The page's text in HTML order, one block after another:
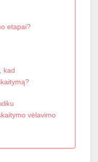
etapai?
kad
vėlavimo